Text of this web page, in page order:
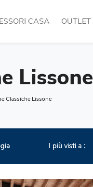
CASA OUTLET
Lissone
Classiche Lissone
I più visti a :